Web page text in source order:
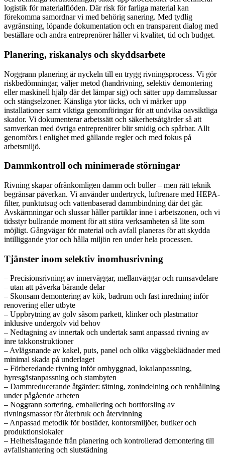
logistik för materialflöden. Där risk för farliga material kan
förekomma samordnar vi med behörig sanering. Med tydlig
avgränsning, löpande dokumentation och en transparent dialog med
beställare och andra entreprenörer håller vi kvalitet, tid och budget.
Planering, riskanalys och skyddsarbete
Noggrann planering är nyckeln till en trygg rivningsprocess. Vi gör
riskbedömningar, väljer metod (handrivning, selektiv demontering
eller maskinell hjälp där det lämpar sig) och sätter upp dammslussar
och stängselzoner. Känsliga ytor täcks, och vi märker upp
installationer samt viktiga genomföringar för att undvika oavsiktliga
skador. Vi dokumenterar arbetssätt och säkerhetsåtgärder så att
samverkan med övriga entreprenörer blir smidig och spårbar. Allt
genomförs i enlighet med gällande regler och med fokus på
arbetsmiljö.
Dammkontroll och minimerade störningar
Rivning skapar ofrånkomligen damm och buller – men rätt teknik
begränsar påverkan. Vi använder undertryck, luftrenare med HEPA-
filter, punktutsug och vattenbaserad dammbindning där det går.
Avskärmningar och slussar håller partiklar inne i arbetszonen, och vi
tidsstyr bullrande moment för att störa verksamheten så lite som
möjligt. Gångvägar för material och avfall planeras för att skydda
intilliggande ytor och hålla miljön ren under hela processen.
Tjänster inom selektiv inomhusrivning
– Precisionsrivning av innerväggar, mellanväggar och rumsavdelare
– utan att påverka bärande delar
– Skonsam demontering av kök, badrum och fast inredning inför
renovering eller utbyte
– Uppbrytning av golv såsom parkett, klinker och plastmattor
inklusive undergolv vid behov
– Nedtagning av innertak och undertak samt anpassad rivning av
inre takkonstruktioner
– Avlägsnande av kakel, puts, panel och olika väggbeklädnader med
minimal skada på underlaget
– Förberedande rivning inför ombyggnad, lokalanpassning,
hyresgästanpassning och stambyten
– Dammreducerande åtgärder: tätning, zonindelning och renhållning
under pågående arbeten
– Noggrann sortering, emballering och bortforsling av
rivningsmassor för återbruk och återvinning
– Anpassad metodik för bostäder, kontorsmiljöer, butiker och
produktionslokaler
– Helhetsåtagande från planering och kontrollerad demontering till
avfallshantering och slutstädning